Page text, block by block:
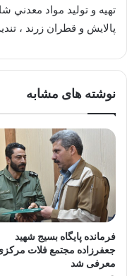
تهيه و توليد مواد معدني
پالايش و قطران زرند ،
نوشته های مشابه
فرمانده پایگاه بسیج شهید
جعفرزاده مجتمع فلات
معرفی شد